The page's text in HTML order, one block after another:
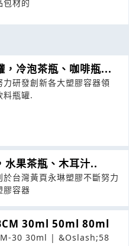
包材的
，冷泡茶瓶、咖啡瓶...
力研發創新各大塑膠容器領
料瓶罐.
水果茶瓶、木耳汁..
台灣黃頁永琳塑膠不斷努力
膠容器
30ml 50ml 80ml
30 30ml | &Oslash;58